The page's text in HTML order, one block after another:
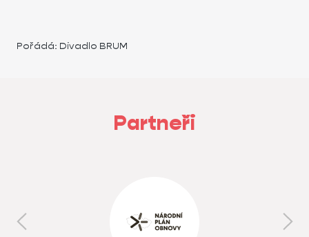
Pořádá: Divadlo BRUM
Partneři